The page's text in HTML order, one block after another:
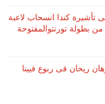
كندا انسحاب لاعبة
بطولة ​تورنتو​المفتوحة
ريحان فى ربوع فيينا